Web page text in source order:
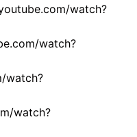
watch?
watch?
watch?
watch?